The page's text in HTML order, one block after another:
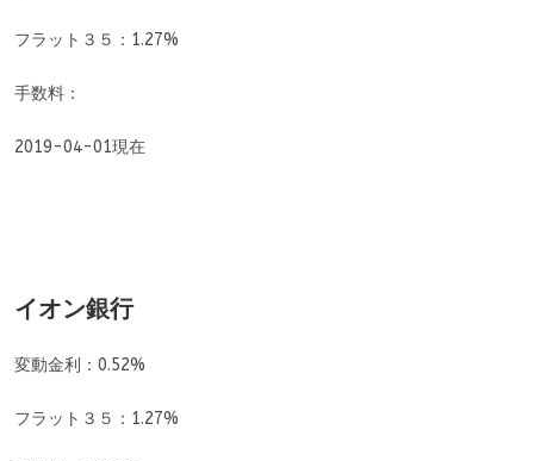
フラット３５：1.27%
手数料：
2019-04-01現在
イオン銀行
変動金利：0.52%
フラット３５：1.27%